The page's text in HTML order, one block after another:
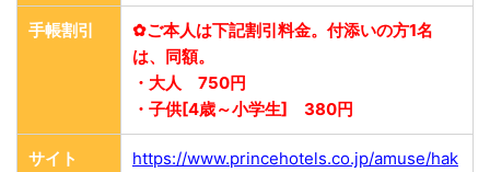
手帳割引
✿ご本人は下記割引料金。付添いの方1名
は、同額。
・大人 750円
・子供[4歳～小学生] 380円
サイト
https://www.princehotels.co.jp/amuse/hak